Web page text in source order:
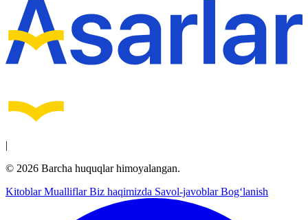
|
© 2026 Barcha huquqlar himoyalangan.
KitoblarMualliflarBiz haqimizda Savol-javoblarBog‘lanish